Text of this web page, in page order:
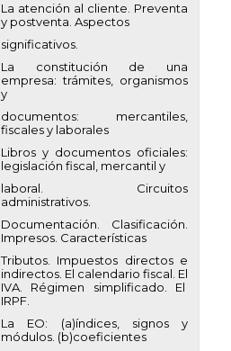
La atención al cliente. Preventa
y postventa. Aspectos
significativos.
La constitución de una
empresa: trámites, organismos
y
documentos: mercantiles,
fiscales y laborales
Libros y documentos oficiales:
legislación fiscal, mercantil y
laboral. Circuitos
administrativos.
Documentación. Clasificación.
Impresos. Características
Tributos. Impuestos directos e
indirectos. El calendario fiscal. El
IVA. Régimen simplificado. El
IRPF.
La EO: (a)índices, signos y
módulos. (b)coeficientes